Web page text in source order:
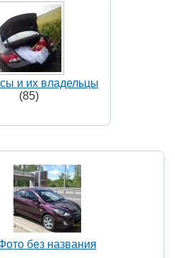
и их владельцы
(85)
без названия